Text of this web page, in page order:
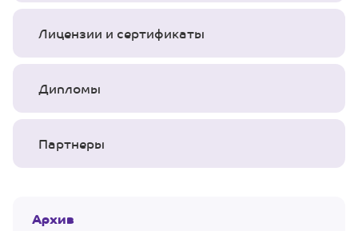
Лицензии и сертификаты
Дипломы
Партнеры
Архив